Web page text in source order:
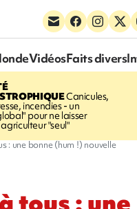
VidéosFaits divers
Canicules,
incendies - un
pour ne laisser
"seul"
: une bonne (hum !) nouvelle